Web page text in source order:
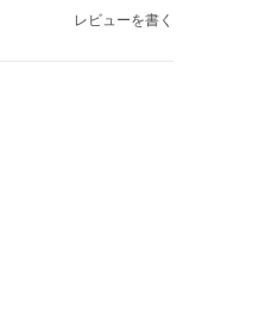
レビューを書く